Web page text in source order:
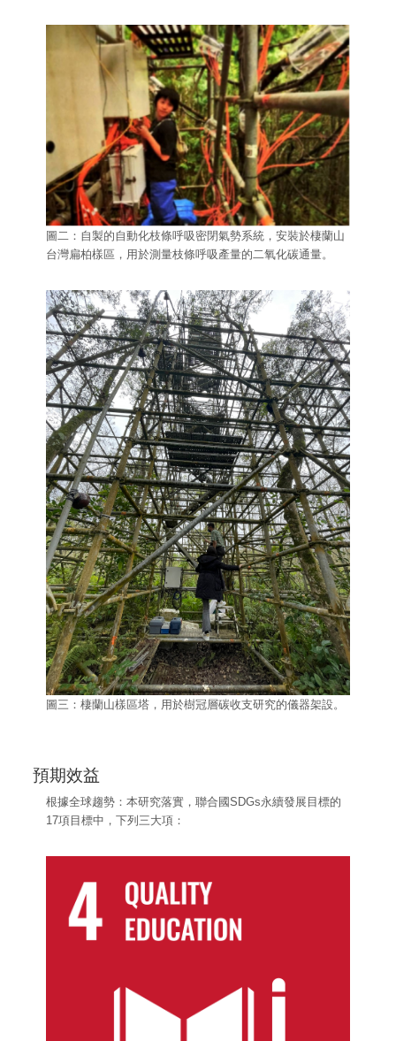
圖二：自製的自動化枝條呼吸密閉氣勢系統，安裝於棲蘭山
台灣扁柏樣區，用於測量枝條呼吸產量的二氧化碳通量。
圖三：棲蘭山樣區塔，用於樹冠層碳收支研究的儀器架設。
預期效益
根據全球趨勢：本研究落實，聯合國SDGs永續發展目標的
17項目標中，下列三大項：